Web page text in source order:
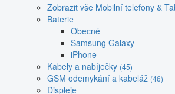
Zobrazit vše Mobilní telefony &
Baterie
Obecné
Samsung Galaxy
iPhone
Kabely a nabíječky (45)
GSM odemykání a kabeláž (46)
Displeje